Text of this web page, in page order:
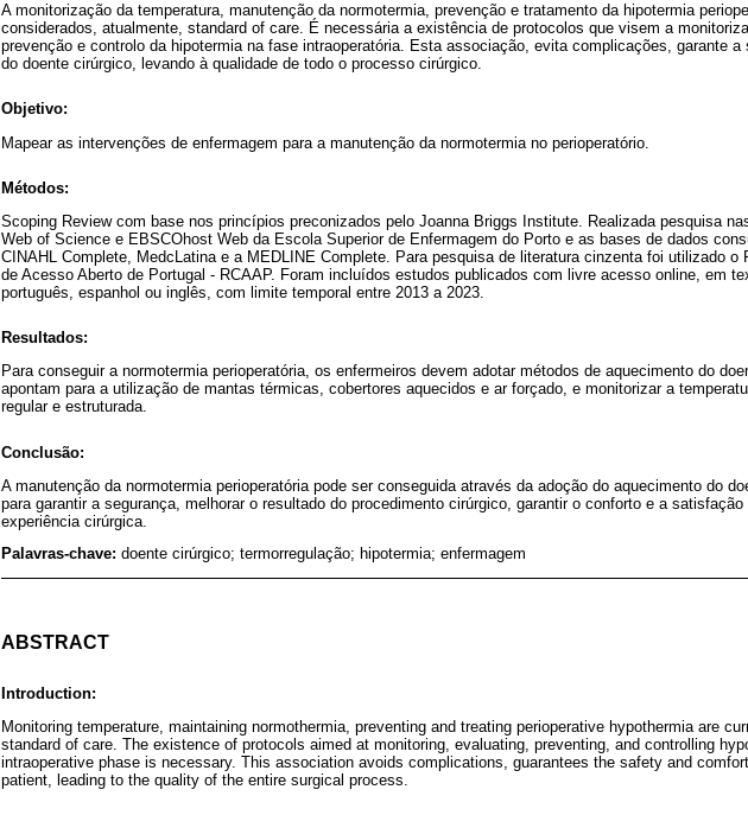
A monitorização da temperatura, manutenção da normotermia, prevenção e tratamento da hipotermia
considerados, atualmente, standard of care. É necessária a existência de protocolos que visem a
prevenção e controlo da hipotermia na fase intraoperatória. Esta associação, evita complicações, garante a
do doente cirúrgico, levando à qualidade de todo o processo cirúrgico.
Objetivo:
Mapear as intervenções de enfermagem para a manutenção da normotermia no perioperatório.
Métodos:
Scoping Review com base nos princípios preconizados pelo Joanna Briggs Institute. Realizada pesquisa
Web of Science e EBSCOhost Web da Escola Superior de Enfermagem do Porto e as bases de dados
CINAHL Complete, MedcLatina e a MEDLINE Complete. Para pesquisa de literatura cinzenta foi utilizado o
de Acesso Aberto de Portugal - RCAAP. Foram incluídos estudos publicados com livre acesso online, em
português, espanhol ou inglês, com limite temporal entre 2013 a 2023.
Resultados:
Para conseguir a normotermia perioperatória, os enfermeiros devem adotar métodos de aquecimento do
apontam para a utilização de mantas térmicas, cobertores aquecidos e ar forçado, e monitorizar a
regular e estruturada.
Conclusão:
A manutenção da normotermia perioperatória pode ser conseguida através da adoção do aquecimento do
para garantir a segurança, melhorar o resultado do procedimento cirúrgico, garantir o conforto e a
experiência cirúrgica.
Palavras-chave: doente cirúrgico; termorregulação; hipotermia; enfermagem
ABSTRACT
Introduction:
Monitoring temperature, maintaining normothermia, preventing and treating perioperative hypothermia are
standard of care. The existence of protocols aimed at monitoring, evaluating, preventing, and controlling
intraoperative phase is necessary. This association avoids complications, guarantees the safety and
patient, leading to the quality of the entire surgical process.